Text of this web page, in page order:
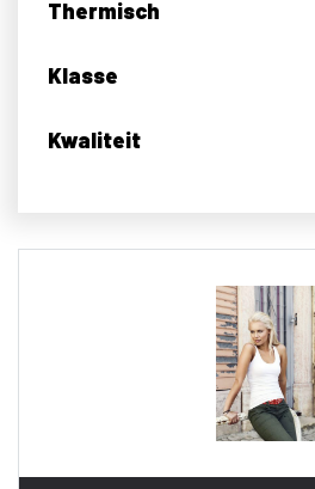
Thermisch
Klasse
Kwaliteit